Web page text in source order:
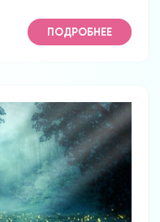
ПОДРОБНЕЕ